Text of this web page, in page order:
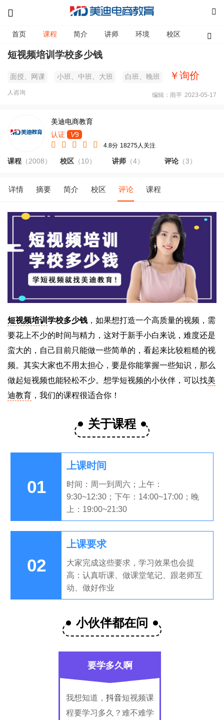
首页 课程 简介 讲师 环境 校区 资讯
短视频培训学校多少钱
面授、网课 小班、中班、大班 白班、晚班 ￥询价
人咨询 2023-05-17
编辑：雨平
美迪电商教育
认证
V9
4.8分 18275人关注
课程 （2008） 校区（10） 讲师 （4） 评论（3）
详情 摘要 简介 校区 评论 课程
短视频培训 学校多少钱 ，如果想打造一个高质量的视频，需
要花上不少的时间与精力，这对于新手小白来说，难度还是
蛮大的，自己目前只能做一些简单的，看起来比较粗糙的视
频。其实大家也不用太担心，要是你能掌握一些知识，那么
做起短视频也能轻松不少。想学短视频的小伙伴，可以找美
迪教育 ，我们的课程很适合你！
关于课程
01
上课时间
时间：周一到周六；上午：
9:30~12:30；下午：14:00~17:00；晚
上：19:00~21:30
02
上课要求
大家完成这些要求，学习效果也会提
高：认真听课、做课堂笔记、跟老师互
动、做好作业
小伙伴都在问
要学多久啊
我想知道， 抖音短视频课
程要学习多久？难不难学